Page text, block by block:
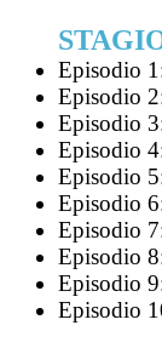
Episodio
Episodio
Episodio
Episodio
Episodio
Episodio
Episodio
Episodio
Episodio
Episodio